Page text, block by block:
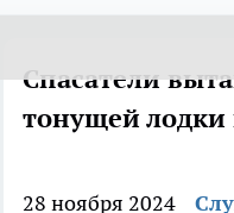
Спасатели
тонущей лодки
28 ноября 2024